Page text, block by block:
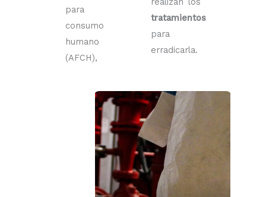
para
consumo
humano
(AFCH),
tratamientos
para
erradicarla.